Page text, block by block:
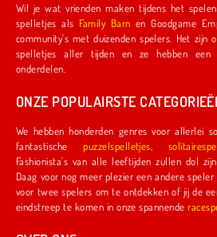
Wil je wat vrienden maken tijdens het
spelletjes als
Family Barn en Goodgame Empire.
community's met duizenden spelers. Het zijn
spelletjes aller tijden en ze hebben een heleboel te gekke sociale
onderdelen.
ONZE POPULAIRSTE
We hebben honderden genres voor allerlei
fantastischepuzzelspelletjes
Daag voor nog meer plezier een andere speler uit in een van onze spelletjes
voor twee spelers om te ontdekken of jij de eerste
eindstreep te komen in onze spannende